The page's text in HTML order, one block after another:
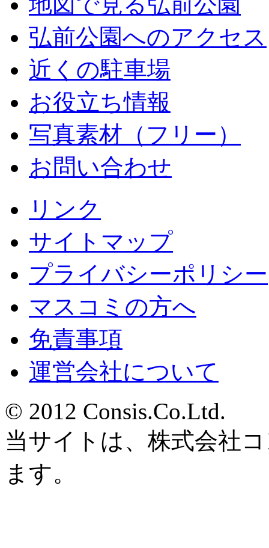
弘前公園へのアクセス
近くの駐車場
お役立ち情報
写真素材（フリー）
お問い合わせ
リンク
サイトマップ
プライバシーポリシー
マスコミの方へ
免責事項
運営会社について
© 2012 Consis.Co.Ltd.
当サイトは、株式会社
ます。